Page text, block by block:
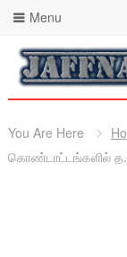
Menu
You Are Here
கொண்டாட்டங்களில்